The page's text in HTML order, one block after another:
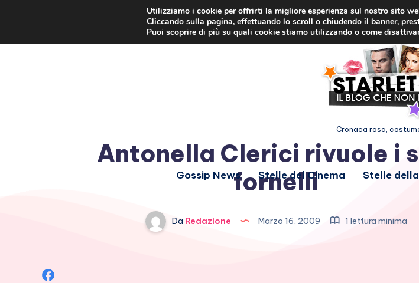
Cronaca rosa,
Gossip News Stelle del Cinema Stelle
Antonella Clerici rivuole i
fornelli
DaRedazione Marzo 16, 2009 1 lettura minima
Utilizziamo i cookie per offrirti la migliore esperienza sul nostro sito
Cliccando sulla pagina, effettuando lo scroll o chiudendo il banner,
Puoi scoprire di più su quali cookie stiamo utilizzando o come